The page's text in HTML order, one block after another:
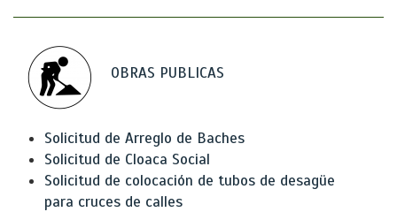
OBRAS PUBLICAS
Solicitud de Arreglo de Baches
Solicitud de Cloaca Social
Solicitud de colocación de tubos de desagüe
para cruces de calles